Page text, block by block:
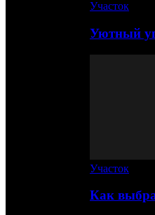
Участок
Уютный
Участок
Как